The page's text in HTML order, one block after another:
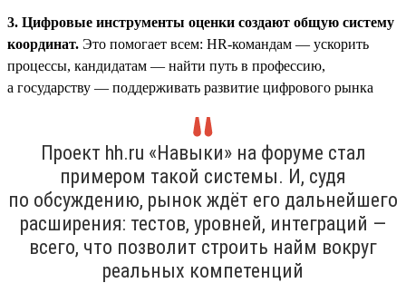
3. Цифровые инструменты оценки создают общую систему
координат. Это помогает всем: HR-командам — ускорить
процессы, кандидатам — найти путь в профессию,
а государству — поддерживать развитие цифрового рынка
Проект hh.ru «Навыки» на форуме стал
примером такой системы. И, судя
по обсуждению, рынок ждёт его дальнейшего
расширения: тестов, уровней, интеграций —
всего, что позволит строить найм вокруг
реальных компетенций